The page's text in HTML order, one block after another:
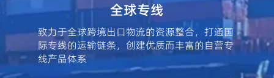
全球专线
致力于全球跨境出口物流的资源整合，打通国
际专线的运输链条，创建优质而丰富的自营专
线产品体系